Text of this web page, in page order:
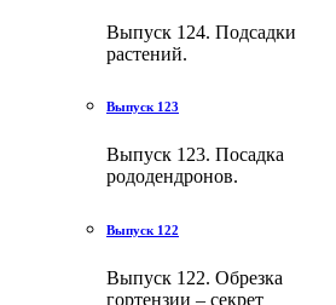
Выпуск 124. Подсадки
растений.
Выпуск 123
Выпуск 123. Посадка
рододендронов.
Выпуск 122
Выпуск 122. Обрезка
гортензии – секрет